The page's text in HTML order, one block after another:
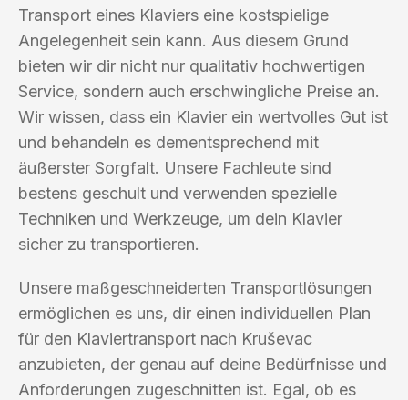
Transport eines Klaviers eine kostspielige
Angelegenheit sein kann. Aus diesem Grund
bieten wir dir nicht nur qualitativ hochwertigen
Service, sondern auch erschwingliche Preise an.
Wir wissen, dass ein Klavier ein wertvolles Gut ist
und behandeln es dementsprechend mit
äußerster Sorgfalt. Unsere Fachleute sind
bestens geschult und verwenden spezielle
Techniken und Werkzeuge, um dein Klavier
sicher zu transportieren.
Unsere maßgeschneiderten Transportlösungen
ermöglichen es uns, dir einen individuellen Plan
für den Klaviertransport nach Kruševac
anzubieten, der genau auf deine Bedürfnisse und
Anforderungen zugeschnitten ist. Egal, ob es